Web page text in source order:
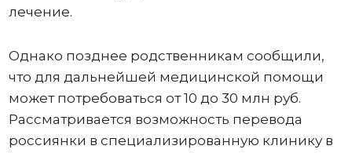
лечение.
Однако позднее родственникам сообщили,
что для дальнейшей медицинской помощи
может потребоваться от 10 до 30 млн руб.
Рассматривается возможность перевода
россиянки в специализированную клинику в